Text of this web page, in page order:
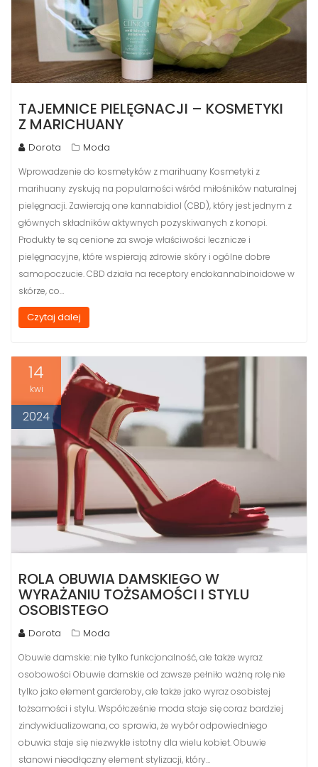
TAJEMNICE PIELĘGNACJI – KOSMETYKI
Z MARICHUANY
Dorota Moda
Wprowadzenie do kosmetyków z marihuany Kosmetyki z
marihuany zyskują na popularności wśród miłośników naturalnej
pielęgnacji. Zawierają one kannabidiol (CBD), który jest jednym z
głównych składników aktywnych pozyskiwanych z konopi.
Produkty te są cenione za swoje właściwości lecznicze i
pielęgnacyjne, które wspierają zdrowie skóry i ogólne dobre
samopoczucie. CBD działa na receptory endokannabinoidowe w
skórze, co…
Czytaj dalej
14
kwi
2024
ROLA OBUWIA DAMSKIEGO W
WYRAŻANIU TOŻSAMOŚCI I STYLU
OSOBISTEGO
Dorota Moda
Obuwie damskie: nie tylko funkcjonalność, ale także wyraz
osobowości Obuwie damskie od zawsze pełniło ważną rolę nie
tylko jako element garderoby, ale także jako wyraz osobistej
tożsamości i stylu. Współcześnie moda staje się coraz bardziej
zindywidualizowana, co sprawia, że wybór odpowiedniego
obuwia staje się niezwykle istotny dla wielu kobiet. Obuwie
stanowi nieodłączny element stylizacji, który…